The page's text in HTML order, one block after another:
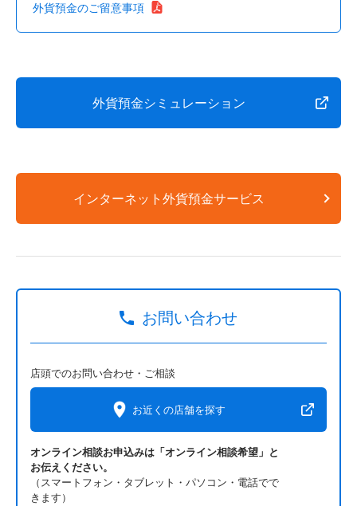
外貨預金のご留意事項
外貨預金シミュレーション
インターネット外貨預金サービス
お問い合わせ
店頭でのお問い合わせ・ご相談
お近くの店舗を探す
オンライン相談お申込みは「オンライン相談希望」と
お伝えください。
（スマートフォン・タブレット・パソコン・電話でで
きます）